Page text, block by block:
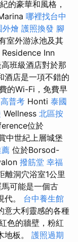
的豪華和風格，
哪裡找台中
外燴 護照換發 腳
室外游泳池及其
Inn
班級酒店對於那
酒店是一項不錯的
的Wi-Fi，免費早
普考 Honti 泰國
Wellness 北區按
位於
中世紀上層城堡
位於Borsod-
撥筋堂 幸福
離洞穴浴室1公里
可能是一個古
代。 台中養生館
意大利靈感的各種
色的牆壁，粉紅
地板。 護照過期